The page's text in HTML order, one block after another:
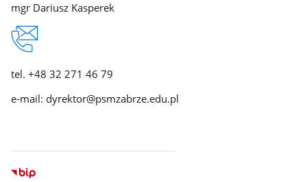
mgr Dariusz Kasperek
tel. +48 32 271 46 79
e-mail: dyrektor@psmzabrze.edu.pl